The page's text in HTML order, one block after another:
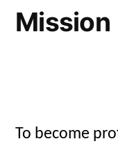
Mission
To become